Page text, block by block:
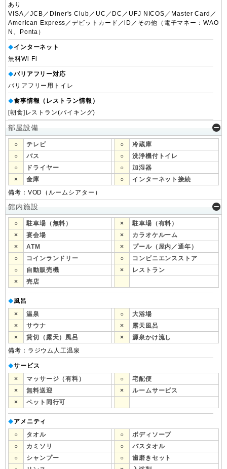
あり
VISA／JCB／Diner's Club／UC／DC／UFJ NICOS／Master Card／
American Express／デビットカード／iD／その他（電子マネー：WAO
N、Ponta）
◆インターネット
無料Wi-Fi
◆バリアフリー対応
バリアフリー用トイレ
◆食事情報（レストラン情報）
[朝食]レストラン(バイキング)
部屋設備
○ テレビ ○
冷蔵庫
○
バス ○
洗浄機付トイレ
○
ドライヤー ○
加湿器
×
金庫 ○
インターネット接続
備考：VOD（ルームシアター）
館内施設
○ 駐車場（無料） ×
駐車場（有料）
×
宴会場 ×
カラオケルーム
×
ATM ×
プール（屋内／通年）
○
コインランドリー ○
コンビニエンスストア
○
自動販売機 ×
レストラン
×
売店
◆風呂
×
温泉 ○
大浴場
×
サウナ ×
露天風呂
×
貸切（露天）風呂 ×
源泉かけ流し
備考：ラジウム人工温泉
◆サービス
×
マッサージ（有料） ○
宅配便
×
無料送迎 ×
ルームサービス
×
ペット同行可
◆アメニティ
○
タオル ○
ボディソープ
○
カミソリ ○
バスタオル
○
シャンプー ○
歯磨きセット